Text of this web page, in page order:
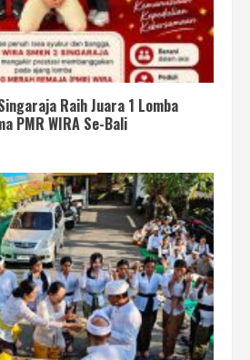
Raih Juara 1 Lomba
PMR WIRA Se-Bali